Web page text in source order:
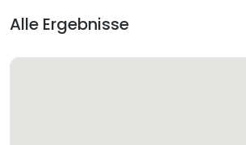
Alle Ergebnisse